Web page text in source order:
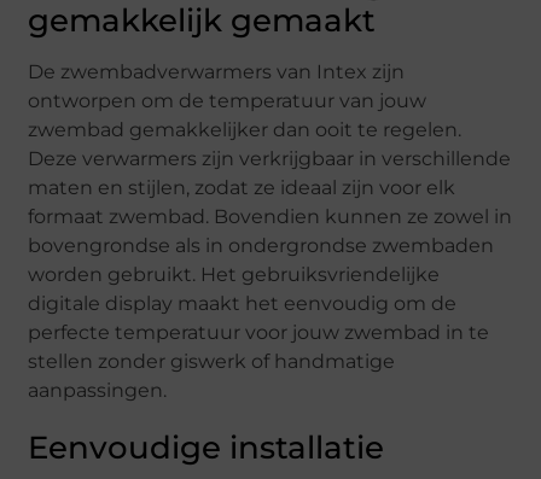
gemakkelijk gemaakt
De zwembadverwarmers van Intex zijn
ontworpen om de temperatuur van jouw
zwembad gemakkelijker dan ooit te regelen.
Deze verwarmers zijn verkrijgbaar in verschillende
maten en stijlen, zodat ze ideaal zijn voor elk
formaat zwembad. Bovendien kunnen ze zowel in
bovengrondse als in ondergrondse zwembaden
worden gebruikt. Het gebruiksvriendelijke
digitale display maakt het eenvoudig om de
perfecte temperatuur voor jouw zwembad in te
stellen zonder giswerk of handmatige
aanpassingen.
Eenvoudige installatie